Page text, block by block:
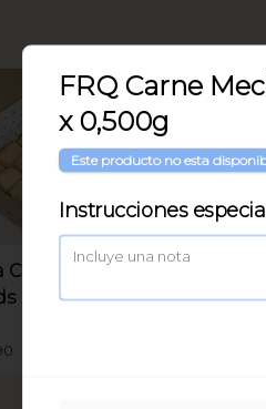
Criollitos: 20
20
FRQ Carne
x 0,500g
Este producto no esta
Instrucciones